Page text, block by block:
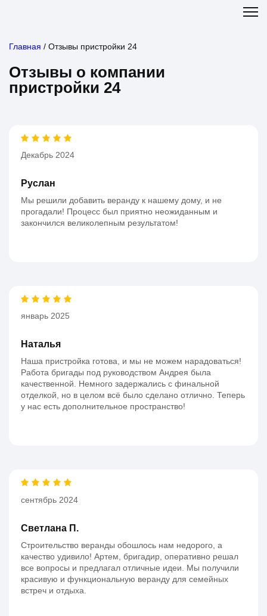
Главная / Отзывы пристройки 24
Отзывы о компании
пристройки 24
Декабрь 2024
Руслан
Мы решили добавить веранду к нашему дому, и не
прогадали! Процесс был приятно неожиданным и
закончился великолепным результатом!
январь 2025
Наталья
Наша пристройка готова, и мы не можем нарадоваться!
Работа бригады под руководством Андрея была
качественной. Немного задержались с финальной
отделкой, но в целом всё было сделано отлично. Теперь
у нас есть дополнительное пространство!
сентябрь 2024
Светлана П.
Строительство веранды обошлось нам недорого, а
качество удивило! Артем, бригадир, оперативно решал
все вопросы и предлагал отличные идеи. Мы получили
красивую и функциональную веранду для семейных
встреч и отдыха.